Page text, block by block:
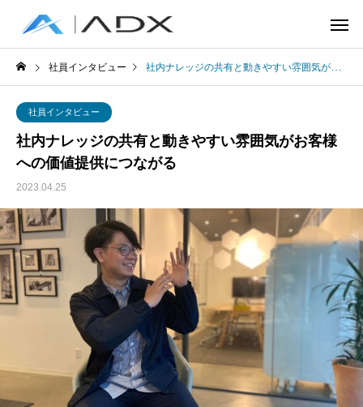
社員インタビュー 社内ナレッジの共有と動きやすい雰囲気がお客様への価値提供につながる
社員インタビュー
社内ナレッジの共有と動きやすい雰囲気がお客様
への価値提供につながる
2023.04.25